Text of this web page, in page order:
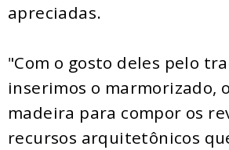
apreciadas.
"Com o gosto deles pelo
inserimos o marmorizado,
madeira para compor os
recursos arquitetônicos